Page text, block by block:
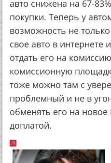
авто снижена на 67-
покупки. Теперь у
возможность не
свое авто в интернете
отдать его на
комиссионную
тоже можно там с
проблемный и не в
обменять его на новое
доплатой.